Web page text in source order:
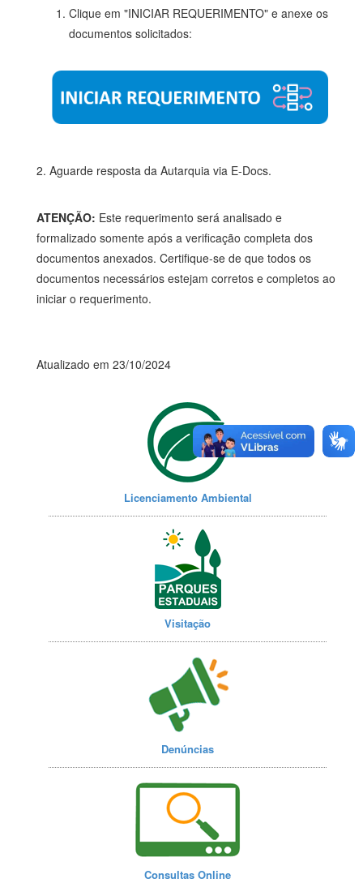
Clique em "INICIAR REQUERIMENTO" e anexe os
documentos solicitados:
2. Aguarde resposta da Autarquia via E-Docs.
ATENÇÃO: Este requerimento será analisado e
formalizado somente após a verificação completa dos
documentos anexados. Certifique-se de que todos os
documentos necessários estejam corretos e completos ao
iniciar o requerimento.
Atualizado em 23/10/2024
Licenciamento Ambiental
Visitação
Denúncias
Consultas Online